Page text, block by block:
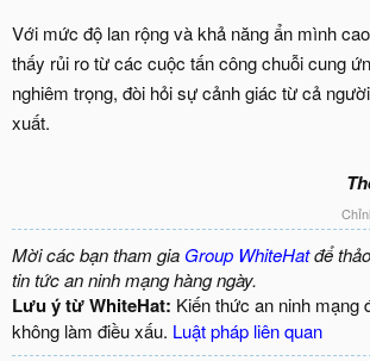
Với mức độ lan rộng và khả năng ẩn mình
thấy rủi ro từ các cuộc tấn công chuỗi cung
nghiêm trọng, đòi hỏi sự cảnh giác từ cả
xuất.
Mời các bạn tham gia Group WhiteHatđể
tin tức an ninh mạng hàng ngày.
Lưu ý từ WhiteHat: Kiến thức an ninh mạng
không làm điều xấu. Luật pháp liên quan